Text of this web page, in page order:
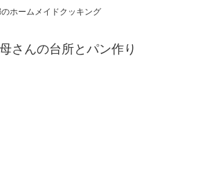
のホームメイドクッキング
さんの台所とパン作り